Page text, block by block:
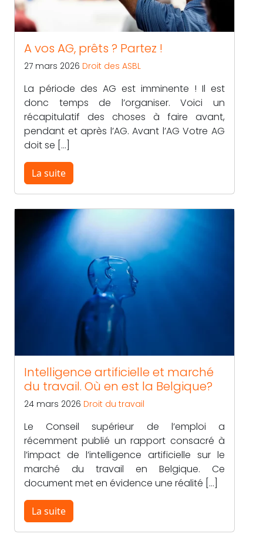
A vos AG, prêts ? Partez !
27 mars 2026 Droit des ASBL
La période des AG est imminente ! Il est
donc temps de l’organiser. Voici un
récapitulatif des choses à faire avant,
pendant et après l’AG. Avant l’AG Votre AG
doit se […]
La suite
Intelligence artificielle et marché
du travail. Où en est la Belgique?
24 mars 2026 Droit du travail
Le Conseil supérieur de l’emploi a
récemment publié un rapport consacré à
l’impact de l’intelligence artificielle sur le
marché du travail en Belgique. Ce
document met en évidence une réalité […]
La suite